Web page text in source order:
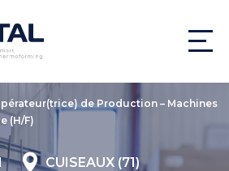
de Production – Machines
(H/F)
CUISEAUX (71)